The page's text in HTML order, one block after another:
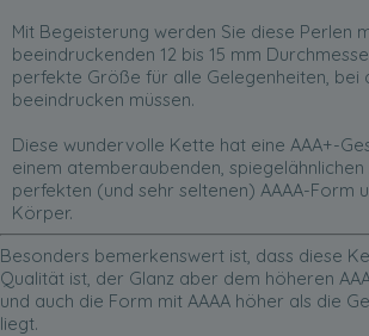
Mit Begeisterung werden Sie diese Perlen
beeindruckenden 12 bis 15 mm
perfekte Größe für alle Gelegenheiten, bei
beeindrucken müssen.
Diese wundervolle Kette hat eine AAA+-
einem atemberaubenden, spiegelähnlichen
perfekten (und sehr seltenen) AAAA-Form
Körper.
Besonders bemerkenswert ist, dass diese
Qualität ist, der Glanz aber dem höheren
und auch die Form mit AAAA höher als die
liegt.